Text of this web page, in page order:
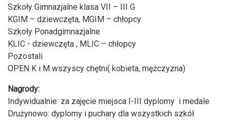
Szkoły Gimnazjalne klasa VII – III G
KGIM – dziewczęta, MGIM – chłopcy
Szkoły Ponadgimnazjalne
KLIC - dziewczęta , MLIC – chłopcy
Pozostali
OPEN K i M wszyscy chętni( kobieta, mężczyzna)
Nagrody:
Indywidualnie: za zajęcie miejsca I-III dyplomy i medale
Drużynowo: dyplomy i puchary dla wszystkich szkół.